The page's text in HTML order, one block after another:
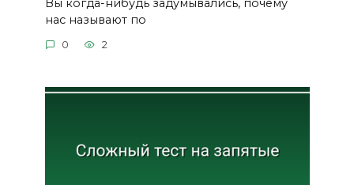
Вы когда-нибудь задумывались, почему
нас называют по
0 2